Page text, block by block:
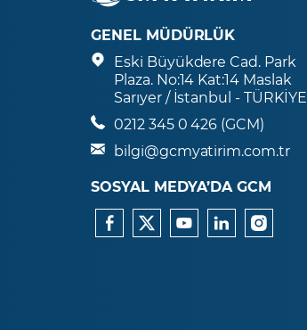
GENEL MÜDÜRLÜK
Eski Büyükdere Cad. Park
Plaza. No:14 Kat:14 Maslak
Sarıyer / İstanbul - TÜRKİYE
0212 345 0 426 (GCM)
bilgi@gcmyatirim.com.tr
SOSYAL MEDYA’DA GCM